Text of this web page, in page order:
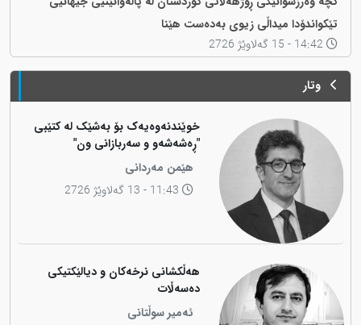
تێکواندۆدا میداڵی زیوی بەدەست هێنا
وتار
خوێندنەوەیەک بۆ بەشێک لە کتێبی
"ڕەشەشەو و سەربازانی ون"
هێمن مەردانی
هەڵکشانی نرخەکان و دیالێکتیکی
دەسەڵات
ئەمیر سوڵتانی